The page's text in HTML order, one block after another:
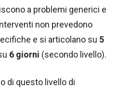
a problemi generici e
non prevedono
e si articolano su 5
6 giorni (secondo livello).
di questo livello di